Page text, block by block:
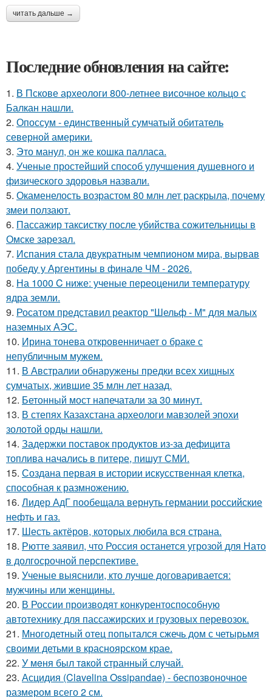
читать дальше →
Последние обновления на сайте:
1. В Пскове археологи 800-летнее височное кольцо с
Балкан нашли.
2. Опоссум - единственный сумчатый обитатель
северной америки.
3. Это манул, он же кошка палласа.
4. Ученые простейший способ улучшения душевного и
физического здоровья назвали.
5. Окаменелость возрастом 80 млн лет раскрыла, почему
змеи ползают.
6. Пассажир таксистку после убийства сожительницы в
Омске зарезал.
7. Испания стала двукратным чемпионом мира, вырвав
победу у Аргентины в финале ЧМ - 2026.
8. На 1000 C ниже: ученые переоценили температуру
ядра земли.
9. Росатом представил реактор "Шельф - М" для малых
наземных АЭС.
10. Ирина тонева откровенничает о браке с
непубличным мужем.
11. В Австралии обнаружены предки всех хищных
сумчатых, жившие 35 млн лет назад.
12. Бетонный мост напечатали за 30 минут.
13. В степях Казахстана археологи мавзолей эпохи
золотой орды нашли.
14. Задержки поставок продуктов из-за дефицита
топлива начались в питере, пишут СМИ.
15. Создана первая в истории искусственная клетка,
способная к размножению.
16. Лидер АдГ пообещала вернуть германии российские
нефть и газ.
17. Шесть актёров, которых любила вся страна.
18. Рютте заявил, что Россия останется угрозой для Нато
в долгосрочной перспективе.
19. Ученые выяснили, кто лучше договаривается:
мужчины или женщины.
20. В России производят конкурентоспособную
автотехнику для пассажирских и грузовых перевозок.
21. Многодетный отец попытался сжечь дом с четырьмя
своими детьми в красноярском крае.
22. У мeня был тaкой cтранный слyчай.
23. Асцидия (Clavelina Ossipandae) - беспозвоночное
размером всего 2 см.